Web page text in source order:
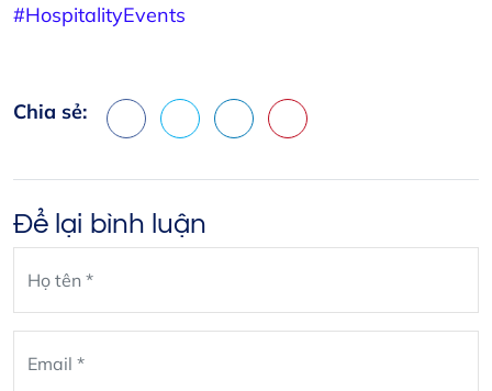
#HospitalityEvents
Chia sẻ:
Facebook
X LinkedInPinterest
Để lại bình luận
blank